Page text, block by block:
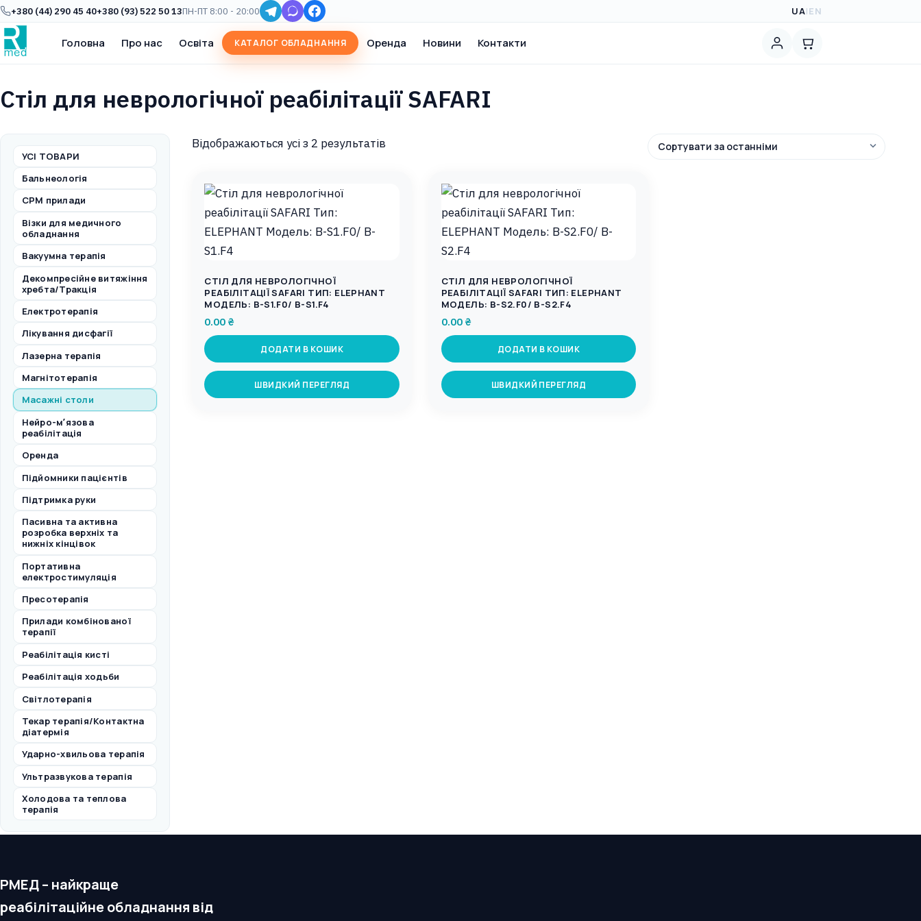
+380 (44) 290 45 40+380 (93) 522 50 13ПН-ПТ 8:00 - 20:00 UA|EN
Головна Про нас Освіта КАТАЛОГ ОБЛАДНАННЯ Оренда Новини Контакти
Стіл для неврологічної реабілітації SAFARI
УСІ ТОВАРИ
Бальнеологія
CPM прилади
Візки для медичного
обладнання
Вакуумна терапія
Декомпресійне витяжіння
хребта/Тракція
Електротерапія
Лікування дисфагії
Лазерна терапія
Магнітотерапія
Масажні столи
Нейро-мʼязова
реабілітація
Оренда
Підйомники пацієнтів
Підтримка руки
Пасивна та активна
розробка верхніх та
нижніх кінцівок
Портативна
електростимуляція
Пресотерапія
Прилади комбінованої
терапії
Реабілітація кисті
Реабілітація ходьби
Світлотерапія
Текар терапія/Контактна
діатермія
Ударно-хвильова терапія
Ультразвукова терапія
Холодова та теплова
терапія
Відображаються усі з 2 результатівSorted
СТІЛ ДЛЯ НЕВРОЛОГІЧНОЇ
РЕАБІЛІТАЦІЇ SAFARI ТИП: ELEPHANT
МОДЕЛЬ: B-S1.F0/ B-S1.F4
0.00 ₴
ДОДАТИ В КОШИК
ШВИДКИЙ ПЕРЕГЛЯД
СТІЛ ДЛЯ НЕВРОЛОГІЧНОЇ
РЕАБІЛІТАЦІЇ SAFARI ТИП: ELEPHANT
МОДЕЛЬ: B-S2.F0/ B-S2.F4
0.00 ₴
ДОДАТИ В КОШИК
ШВИДКИЙ ПЕРЕГЛЯД
РМЕД – найкраще
реабілітаційне обладнання від